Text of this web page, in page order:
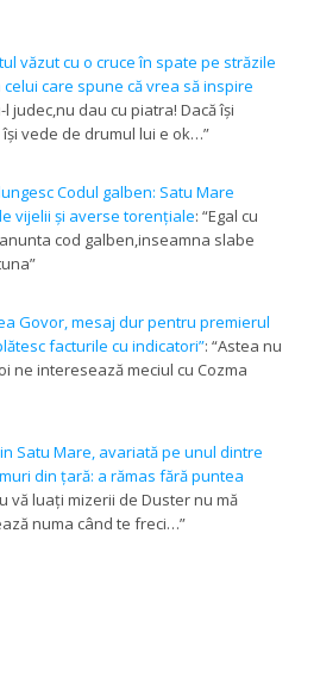
văzut cu o cruce în spate pe străzile
care spune că vrea să inspire
l judec,nu dau cu piatra! Dacă își
vede de drumul lui e ok…”
Codul galben: Satu Mare
vijelii și averse torențiale: “Egal cu
cod galben,inseamna slabe
”
Govor, mesaj dur pentru premierul
facturile cu indicatori”: “Astea nu
ne interesează meciul cu Cozma
Satu Mare, avariată pe unul dintre
din țară: a rămas fără puntea
vă luați mizerii de Duster nu mă
numa când te freci…”